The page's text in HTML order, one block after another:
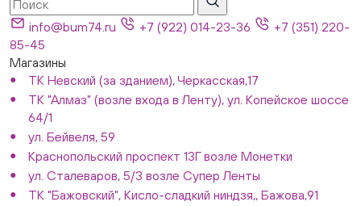
info@bum74.ru +7 (922) 014-23-36
+7 (351) 220-
85-45
Магазины
ТК Невский (за зданием), Черкасская,17
ТК "Алмаз" (возле входа в Ленту), ул. Копейское шоссе
64/1
ул. Бейвеля, 59
Краснопольский проспект 13Г возле Монетки
ул. Сталеваров, 5/3 возле Супер Ленты
ТК "Бажовский", Кисло-сладкий ниндзя,, Бажова,91